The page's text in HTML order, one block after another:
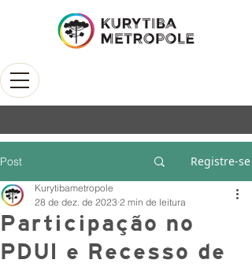
Post Registre-se
Participação no
PDUI e Recesso de
Kurytibametropole
28 de dez. de 2023 2 min de leitura